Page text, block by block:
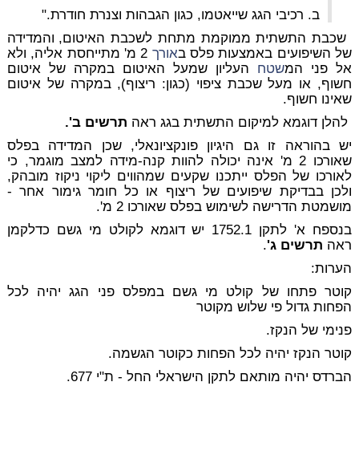
ב. רכיבי הגג שייאטמו, כגון הגבהות וצנרת חודרת."
שכבת התשתית ממוקמת מתחת לשכבת האיטום, והמדידה
של השיפועים באמצעות פלס באורך
2 מ' מתייחסת אליה, ולא
אל פני המשטח העליון שמעל האיטום במקרה של איטום
חשוף, או מעל שכבת ציפוי (כגון: ריצוף), במקרה של איטום
שאינו חשוף.
להלן דוגמא למיקום התשתית בגג ראה תרשים ב'.
יש בהוראה זו גם היגיון פונקציונאלי, שכן המדידה בפלס
שאורכו 2 מ' אינה יכולה להוות קנה-מידה למצב מוגמר, כי
לאורכו של הפלס ייתכנו שקעים שמהווים ליקוי ניקוז מובהק,
ולכן בבדיקת שיפועים של ריצוף או כל חומר גימור אחר -
מושמטת הדרישה לשימוש בפלס שאורכו 2 מ'.
בנספח א' לתקן 1752.1 יש דוגמא לקולט מי גשם כדלקמן
ראה תרשים ג'.
הערות:
קוטר פתחו של קולט מי גשם במפלס פני הגג יהיה לכל
הפחות גדול פי שלוש מקוטר
פנימי של הנקז.
קוטר הנקז יהיה לכל הפחות כקוטר הגשמה.
הברדס יהיה מותאם לתקן הישראלי החל - ת"י 677.